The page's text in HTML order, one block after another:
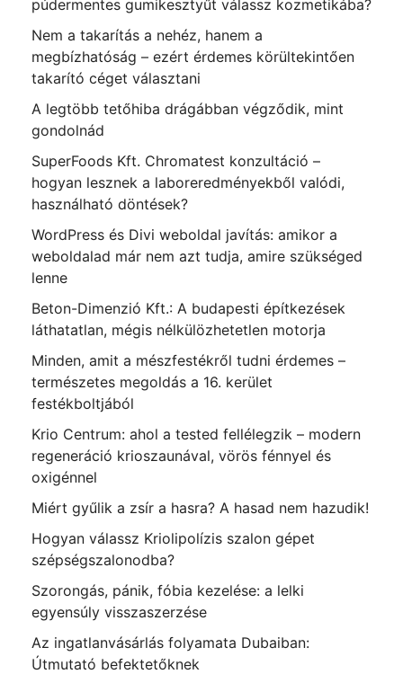
púdermentes gumikesztyűt válassz kozmetikába?
Nem a takarítás a nehéz, hanem a
megbízhatóság – ezért érdemes körültekintően
takarító céget választani
A legtöbb tetőhiba drágábban végződik, mint
gondolnád
SuperFoods Kft. Chromatest konzultáció –
hogyan lesznek a laboreredményekből valódi,
használható döntések?
WordPress és Divi weboldal javítás: amikor a
weboldalad már nem azt tudja, amire szükséged
lenne
Beton-Dimenzió Kft.: A budapesti építkezések
láthatatlan, mégis nélkülözhetetlen motorja
Minden, amit a mészfestékről tudni érdemes –
természetes megoldás a 16. kerület
festékboltjából
Krio Centrum: ahol a tested fellélegzik – modern
regeneráció krioszaunával, vörös fénnyel és
oxigénnel
Miért gyűlik a zsír a hasra? A hasad nem hazudik!
Hogyan válassz Kriolipolízis szalon gépet
szépségszalonodba?
Szorongás, pánik, fóbia kezelése: a lelki
egyensúly visszaszerzése
Az ingatlanvásárlás folyamata Dubaiban:
Útmutató befektetőknek